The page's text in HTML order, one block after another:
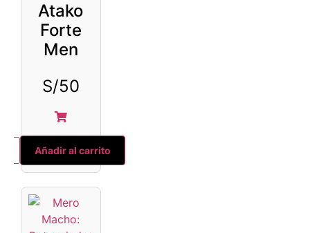
Atako
Forte
Men
S/50
Añadir al carrito